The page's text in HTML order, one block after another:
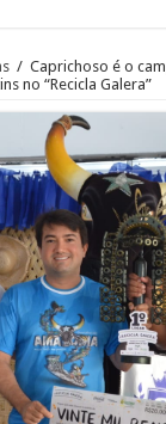
/ Caprichoso é o
no “Recicla Galera”